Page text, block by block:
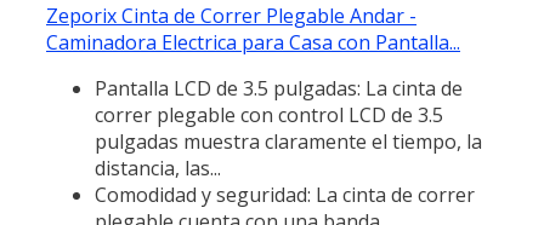
Zeporix Cinta de Correr Plegable Andar -
Caminadora Electrica para Casa con Pantalla...
Pantalla LCD de 3.5 pulgadas: La cinta de
correr plegable con control LCD de 3.5
pulgadas muestra claramente el tiempo, la
distancia, las...
Comodidad y seguridad: La cinta de correr